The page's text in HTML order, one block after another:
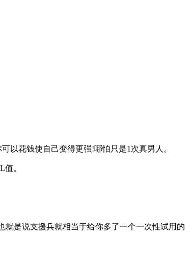
以花钱使自己变得更强!哪怕只是1次真男人。
。
是说支援兵就相当于给你多了一个一次性试用的